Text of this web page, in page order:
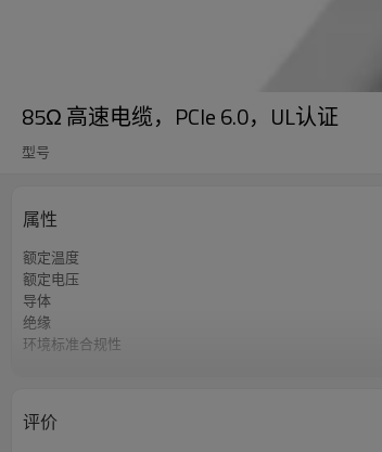
85Ω 高速电缆，PCIe 6.0，UL认证
型号
属性
额定温度
额定电压
导体
绝缘
环境标准合规性
评价